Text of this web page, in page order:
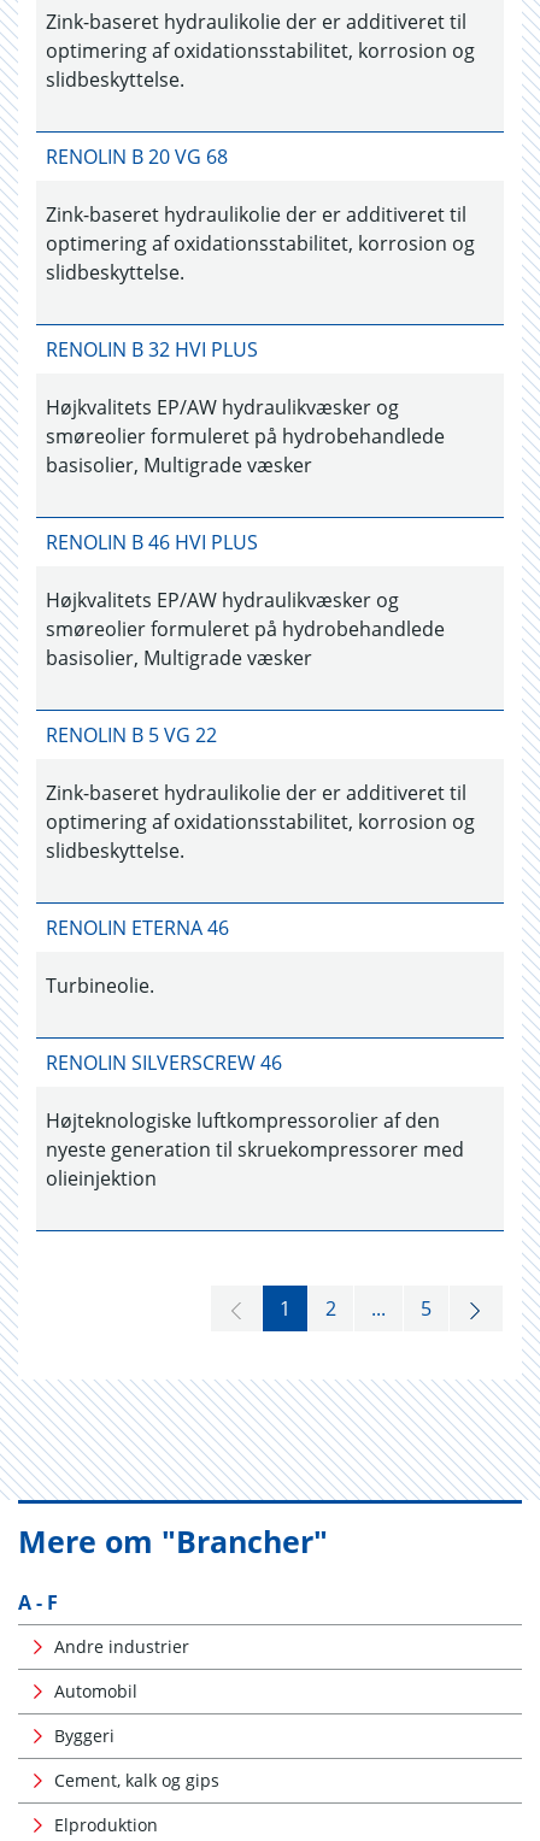
Zink-baseret hydraulikolie der er additiveret til
optimering af oxidationsstabilitet, korrosion og
slidbeskyttelse.
RENOLIN B 20 VG 68
Zink-baseret hydraulikolie der er additiveret til
optimering af oxidationsstabilitet, korrosion og
slidbeskyttelse.
RENOLIN B 32 HVI PLUS
Højkvalitets EP/AW hydraulikvæsker og
smøreolier formuleret på hydrobehandlede
basisolier, Multigrade væsker
RENOLIN B 46 HVI PLUS
Højkvalitets EP/AW hydraulikvæsker og
smøreolier formuleret på hydrobehandlede
basisolier, Multigrade væsker
RENOLIN B 5 VG 22
Zink-baseret hydraulikolie der er additiveret til
optimering af oxidationsstabilitet, korrosion og
slidbeskyttelse.
RENOLIN ETERNA 46
Turbineolie.
RENOLIN SILVERSCREW 46
Højteknologiske luftkompressorolier af den
nyeste generation til skruekompressorer med
olieinjektion
1 2 ... 5
Mere om "Brancher"
A - F
Andre industrier
Automobil
Byggeri
Cement, kalk og gips
Elproduktion